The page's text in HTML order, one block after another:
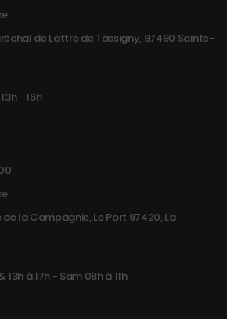
de Lattre de Tassigny, 97490 Sainte-
- 16h
de la Compagnie, Le Port 97420, La
13h à 17h - Sam 08h à 11h